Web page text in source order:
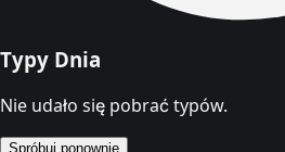
Typy Dnia
Nie udało się pobrać typów.
Spróbuj ponownie